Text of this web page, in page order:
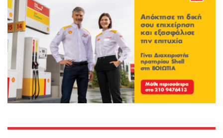
Εφυγε από τη ζωή η Αγγελική
Σμυρναίου
On29 Ιουλίου 2026
30 Ιουλίου 1470: Ο Μωάμεθ ο
Β’ στη Λιβαδειά
Η METLEN υπογράφει